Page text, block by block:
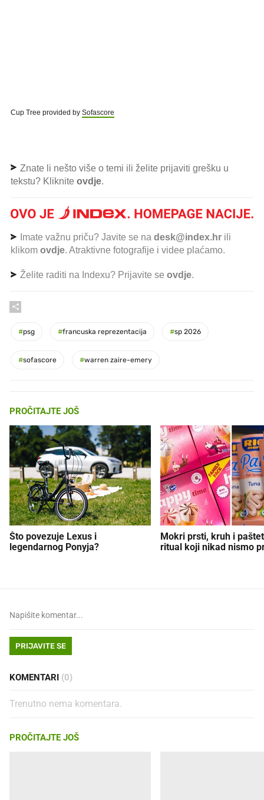
Cup Tree provided by Sofascore
Znate li nešto više o temi ili želite prijaviti grešku u
tekstu? Kliknite ovdje.
Imate važnu priču? Javite se na desk@index.hr ili
klikom ovdje. Atraktivne fotografije i videe plaćamo.
Želite raditi na Indexu? Prijavite se ovdje.
#psg #francuska reprezentacija #sp 2026
#sofascore #warren zaire-emery
PROČITAJTE JOŠ
Što povezuje Lexus i
legendarnog Ponyja?
Mokri prsti, kruh i
ritual koji nikad nismo
PRIJAVITE SE
KOMENTARI (0)
Trenutno nema komentara.
PROČITAJTE JOŠ